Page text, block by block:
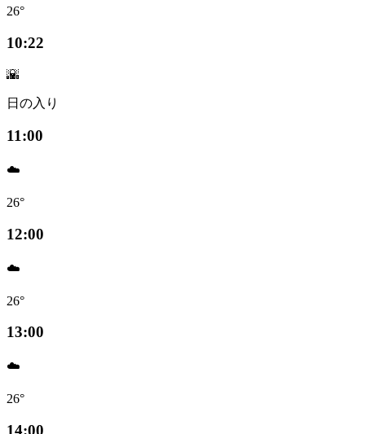
26°
10:22
🌇
日の入り
11:00
☁️
26°
12:00
☁️
26°
13:00
☁️
26°
14:00